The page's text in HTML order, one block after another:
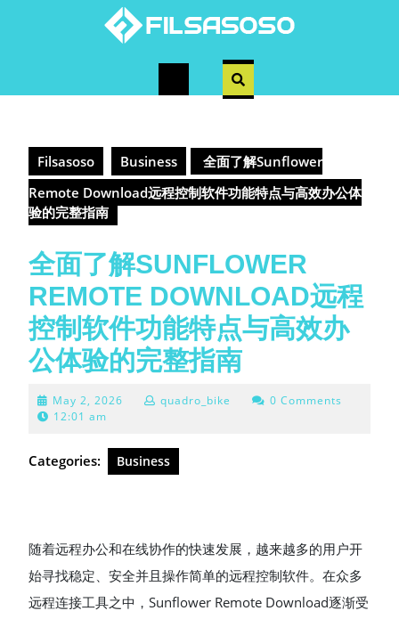
Open
Filsasoso Business
全面了解Sunflower
Remote Download远程控制软件功能特点与高效办公体
验的完整指南
全面了解SUNFLOWER
REMOTE DOWNLOAD远程
控制软件功能特点与高效办
公体验的完整指南
May 2, 2026 May
quadro_bike
0 Comments
12:01 am
Categories: Business
随着远程办公和在线协作的快速发展，越来越多的用户开
始寻找稳定、安全并且操作简单的远程控制软件。在众多
远程连接工具之中，Sunflower Remote Download逐渐受